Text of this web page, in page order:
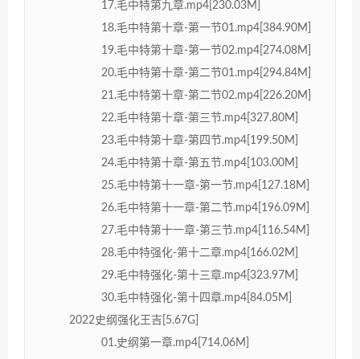
17.毛中特第九章.mp4[230.03M]
18.毛中特第十章-第一节01.mp4[384.90M]
19.毛中特第十章-第一节02.mp4[274.08M]
20.毛中特第十章-第二节01.mp4[294.84M]
21.毛中特第十章-第二节02.mp4[226.20M]
22.毛中特第十章-第三节.mp4[327.80M]
23.毛中特第十章-第四节.mp4[199.50M]
24.毛中特第十章-第五节.mp4[103.00M]
25.毛中特第十一章-第一节.mp4[127.18M]
26.毛中特第十一章-第二节.mp4[196.09M]
27.毛中特第十一章-第三节.mp4[116.54M]
28.毛中特强化-第十二章.mp4[166.02M]
29.毛中特强化-第十三章.mp4[323.97M]
30.毛中特强化-第十四章.mp4[84.05M]
2022史纲强化王吉[5.67G]
01.史纲第一章.mp4[714.06M]